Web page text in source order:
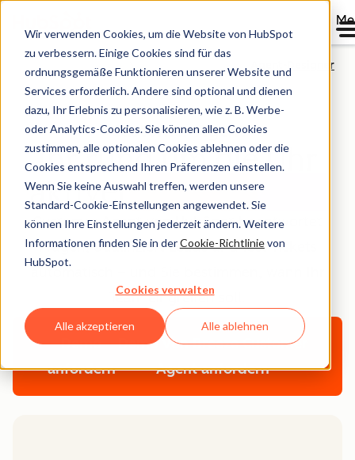
Wir verwenden Cookies, um die Website von HubSpot
zu verbessern. Einige Cookies sind für das
ordnungsgemäße Funktionieren unserer Website und
Services erforderlich. Andere sind optional und dienen
dazu, Ihr Erlebnis zu personalisieren, wie z. B. Werbe-
oder Analytics-Cookies. Sie können allen Cookies
zustimmen, alle optionalen Cookies ablehnen oder die
Cookies entsprechend Ihren Präferenzen einstellen.
Wenn Sie keine Auswahl treffen, werden unsere
Standard-Cookie-Einstellungen angewendet. Sie
können Ihre Einstellungen jederzeit ändern. Weitere
Informationen finden Sie in derCookie-Richtlinievon
HubSpot.
Cookies verwalten
Alle akzeptieren Alle ablehnen
Agent-Designer
Customer Agent
Ihr rund um die Uhr
aktiverKI-Concierge
Customer Agent von HubSpot beantwortet
Fragen, qualifiziert Leads und löst Tickets
automatisch – und Sie bestimmen, wann Ihr
Team eingreifen soll.
Demo
anfordern
Demo von Breeze Customer
Agent anfordern